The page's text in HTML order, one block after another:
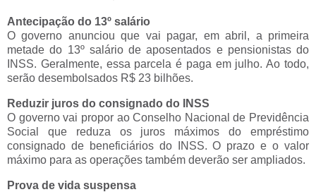
Antecipação do 13º salário
O governo anunciou que vai pagar, em abril, a primeira
metade do 13º salário de aposentados e pensionistas do
INSS. Geralmente, essa parcela é paga em julho. Ao todo,
serão desembolsados R$ 23 bilhões.
Reduzir juros do consignado do INSS
O governo vai propor ao Conselho Nacional de Previdência
Social que reduza os juros máximos do empréstimo
consignado de beneficiários do INSS. O prazo e o valor
máximo para as operações também deverão ser ampliados.
Prova de vida suspensa